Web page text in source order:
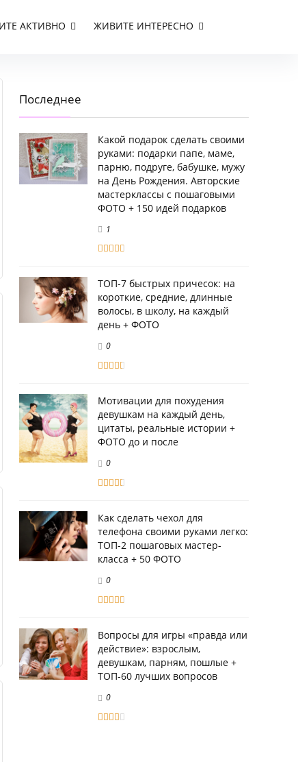
АКТИВНО ЖИВИТЕ ИНТЕРЕСНО
Последнее
Какой подарок сделать своими
руками: подарки папе, маме,
парню, подруге, бабушке, мужу
на День Рождения. Авторские
мастерклассы с пошаговыми
ФОТО + 150 идей подарков
1
ТОП-7 быстрых причесок: на
короткие, средние, длинные
волосы, в школу, на каждый
день + ФОТО
0
Мотивации для похудения
девушкам на каждый день,
цитаты, реальные истории +
ФОТО до и после
0
Как сделать чехол для
телефона своими руками легко:
ТОП-2 пошаговых мастер-
класса + 50 ФОТО
0
Вопросы для игры «правда или
действие»: взрослым,
девушкам, парням, пошлые +
ТОП-60 лучших вопросов
0